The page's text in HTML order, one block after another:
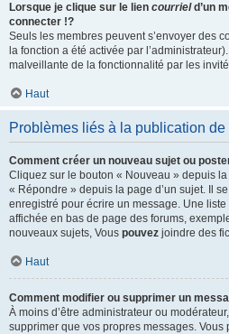
Lorsque je clique sur le lien courrield’un
connecter !?
Seuls les membres peuvent s’envoyer des
la fonction a été activée par
malveillante de la fonctionnalité par les
Haut
Problèmes liés à la publication
Comment créer un nouveau sujet ou
Cliquez sur le bouton « Nouveau » depuis la
« Répondre » depuis la page d’un sujet. Il
enregistré pour écrire un message. Une
affichée en bas de page des forums,
nouveaux sujets, Vous pouvez joindre des
Haut
Comment modifier ou supprimer un
À moins d’être administrateur ou
supprimer que vos propres messages. Vous